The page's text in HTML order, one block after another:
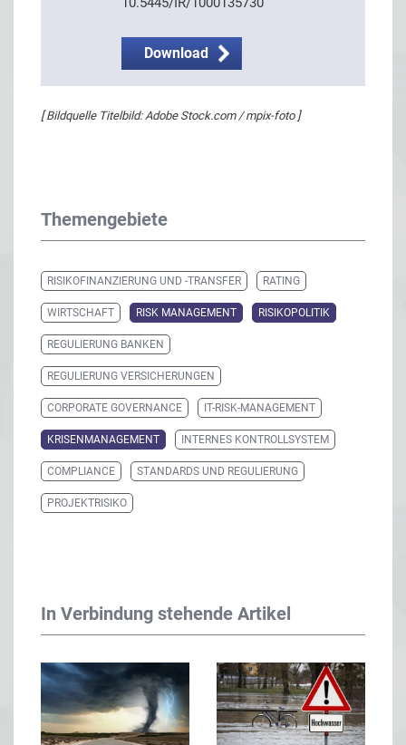
Download
[ Bildquelle Titelbild: Adobe Stock.com / mpix-foto ]
Themengebiete
RISIKOFINANZIERUNG UND -TRANSFER RATING
WIRTSCHAFT RISK MANAGEMENT RISIKOPOLITIK
REGULIERUNG BANKEN
REGULIERUNG VERSICHERUNGEN
CORPORATE GOVERNANCE IT-RISK-MANAGEMENT
KRISENMANAGEMENT INTERNES KONTROLLSYSTEM
COMPLIANCE STANDARDS UND REGULIERUNG
PROJEKTRISIKO
In Verbindung stehende Artikel